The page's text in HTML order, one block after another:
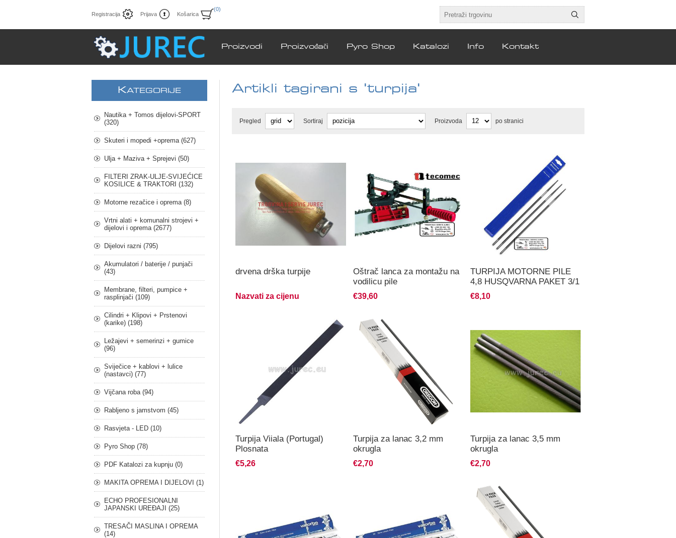
Registracija Prijava Košarica
(0)
Proizvodi Proizvođači Pyro Shop Katalozi Info Kontakt
Artikli tagirani s 'turpija'
Pregled Sortiraj Proizvoda po stranici
drvena drška turpije
Nazvati za cijenu
Oštrač lanca za montažu na
vodilicu pile
€39,60
TURPIJA MOTORNE PILE
4,8 HUSQVARNA PAKET 3/1
INTENSIVE CUT
€8,10
Turpija Viiala (Portugal)
Plosnata
€5,26
Turpija za lanac 3,2 mm
okrugla
€2,70
Turpija za lanac 3,5 mm
okrugla
€2,70
KATEGORIJE
Nautika + Tomos dijelovi-SPORT
(320)
Skuteri i mopedi +oprema (627)
Ulja + Maziva + Sprejevi (50)
FILTERI ZRAK-ULJE-SVIJEĆICE
KOSILICE & TRAKTORI (132)
Motorne rezačice i oprema (8)
Vrtni alati + komunalni strojevi +
dijelovi i oprema (2677)
Dijelovi razni (795)
Akumulatori / baterije / punjači
(43)
Membrane, filteri, pumpice +
rasplinjači (109)
Cilindri + Klipovi + Prstenovi
(karike) (198)
Ležajevi + semerinzi + gumice
(96)
Sviječice + kablovi + lulice
(nastavci) (77)
Vijčana roba (94)
Rabljeno s jamstvom (45)
Rasvjeta - LED (10)
Pyro Shop (78)
PDF Katalozi za kupnju (0)
MAKITA OPREMA I DIJELOVI (1)
ECHO PROFESIONALNI
JAPANSKI UREĐAJI (25)
TRESAČI MASLINA I OPREMA
(14)